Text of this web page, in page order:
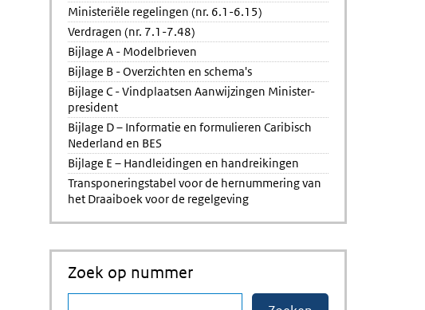
Ministeriële regelingen (nr. 6.1-6.15)
Verdragen (nr. 7.1-7.48)
Bijlage A - Modelbrieven
Bijlage B - Overzichten en schema's
Bijlage C - Vindplaatsen Aanwijzingen Minister-
president
Bijlage D – Informatie en formulieren Caribisch
Nederland en BES
Bijlage E – Handleidingen en handreikingen
Transponeringstabel voor de hernummering van
het Draaiboek voor de regelgeving
Zoek op nummer